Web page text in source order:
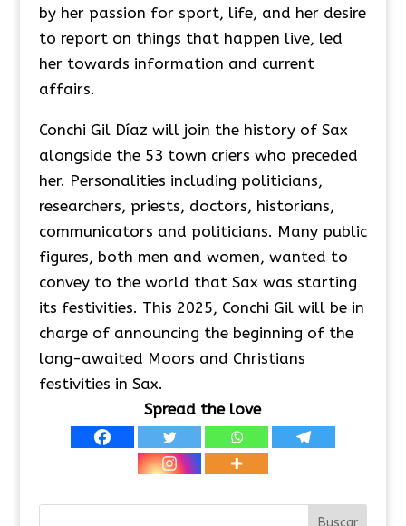
by her passion for sport, life, and her desire
to report on things that happen live, led
her towards information and current
affairs.
Conchi Gil Díaz will join the history of Sax
alongside the 53 town criers who preceded
her. Personalities including politicians,
researchers, priests, doctors, historians,
communicators and politicians. Many public
figures, both men and women, wanted to
convey to the world that Sax was starting
its festivities. This 2025, Conchi Gil will be in
charge of announcing the beginning of the
long-awaited Moors and Christians
festivities in Sax.
Spread the love